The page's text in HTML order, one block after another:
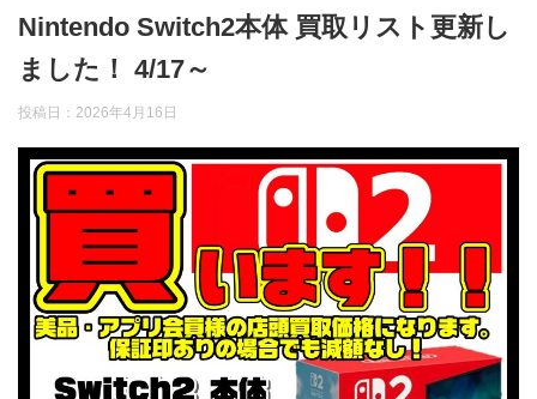
Nintendo Switch2本体 買取リスト更新し
ました！ 4/17～
投稿日： 2026年4月16日